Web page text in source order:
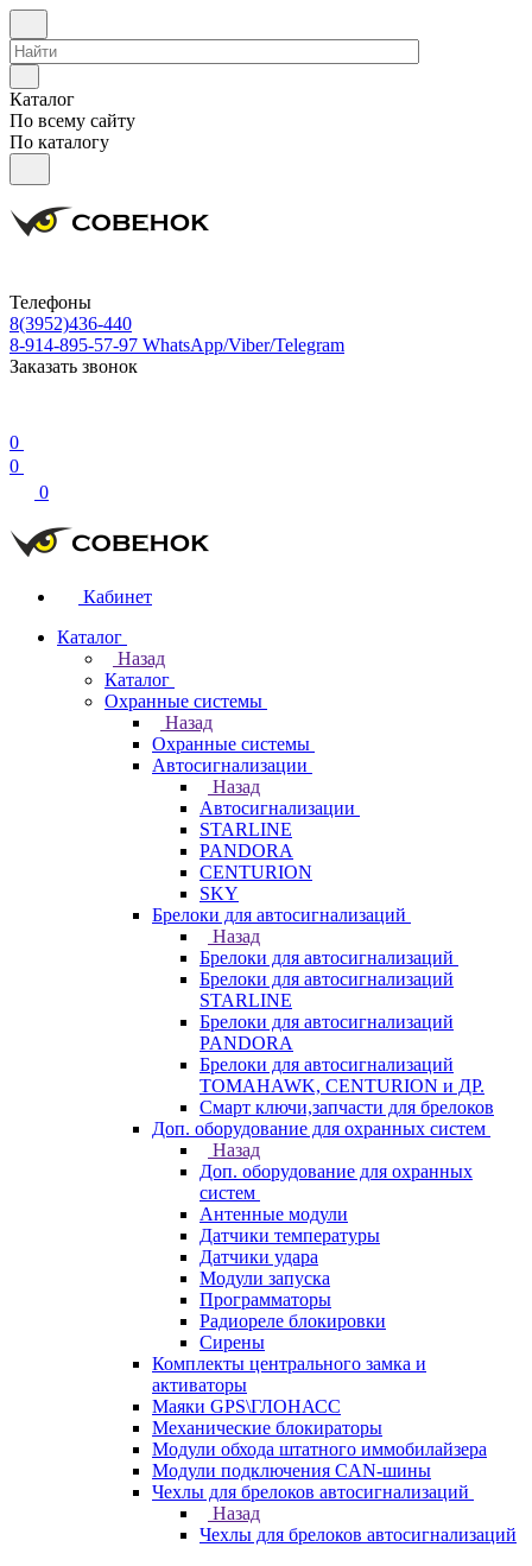
Каталог
По всему сайту
По каталогу
Телефоны
8(3952)436-440
8-914-895-57-97 WhatsApp/Viber/Telegram
Заказать звонок
0
0
0
Кабинет
Каталог
Назад
Каталог
Охранные системы
Назад
Охранные системы
Автосигнализации
Назад
Автосигнализации
STARLINE
PANDORA
CENTURION
SKY
Брелоки для автосигнализаций
Назад
Брелоки для автосигнализаций
Брелоки для автосигнализаций
STARLINE
Брелоки для автосигнализаций
PANDORA
Брелоки для автосигнализаций
TOMAHAWK, CENTURION и ДР.
Смарт ключи,запчасти для брелоков
Доп. оборудование для охранных систем
Назад
Доп. оборудование для охранных
систем
Антенные модули
Датчики температуры
Датчики удара
Модули запуска
Программаторы
Радиореле блокировки
Сирены
Комплекты центрального замка и
активаторы
Маяки GPS\ГЛОНАСС
Механические блокираторы
Модули обхода штатного иммобилайзера
Модули подключения CAN-шины
Чехлы для брелоков автосигнализаций
Назад
Чехлы для брелоков автосигнализаций